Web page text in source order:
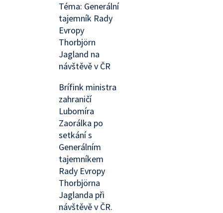
Téma: Generální
tajemník Rady
Evropy
Thorbjörn
Jagland na
návštěvě v ČR
Brífink ministra
zahraničí
Lubomíra
Zaorálka po
setkání s
Generálním
tajemníkem
Rady Evropy
Thorbjörna
Jaglanda při
návštěvě v ČR.